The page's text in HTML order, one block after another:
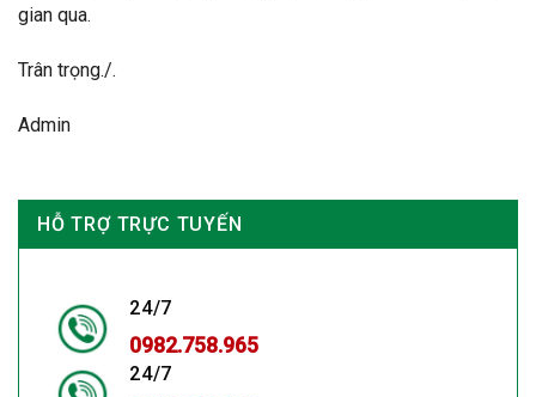
gian qua.
Trân trọng./.
Admin
HỖ TRỢ TRỰC TUYẾN
24/7
0982.758.965
24/7